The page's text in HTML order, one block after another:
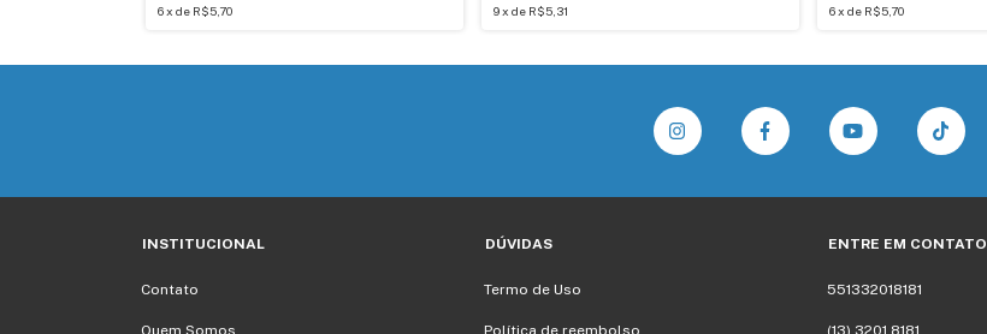
6x de R$5,70 9x de R$5,31 6x de R$5,70
INSTITUCIONAL
Contato
Quem Somos
DÚVIDAS
Termo de Uso
Política de reembolso
ENTRE EM CONTATO
551332018181
(13) 3201.8181